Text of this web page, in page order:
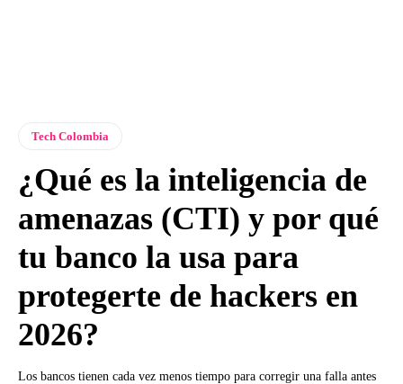
Tech Colombia
¿Qué es la inteligencia de
amenazas (CTI) y por qué
tu banco la usa para
protegerte de hackers en
2026?
Los bancos tienen cada vez menos tiempo para corregir una falla antes